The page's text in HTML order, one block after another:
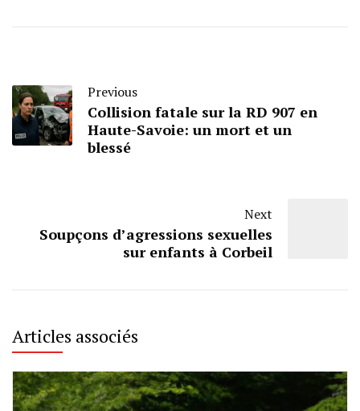
Previous
Collision fatale sur la RD 907 en
Haute-Savoie: un mort et un
blessé
Next
Soupçons d’agressions sexuelles
sur enfants à Corbeil
Articles associés